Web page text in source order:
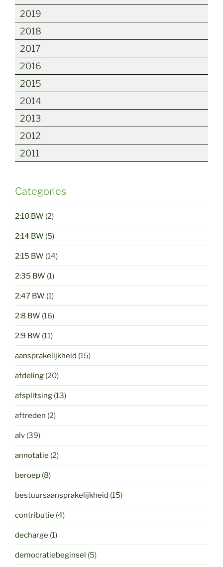
2019
2018
2017
2016
2015
2014
2013
2012
2011
Categories
2:10 BW (2)
2:14 BW (5)
2:15 BW (14)
2:35 BW (1)
2:47 BW (1)
2:8 BW (16)
2:9 BW (11)
aansprakelijkheid (15)
afdeling (20)
afsplitsing (13)
aftreden (2)
alv (39)
annotatie (2)
beroep (8)
bestuursaansprakelijkheid (15)
contributie (4)
decharge (1)
democratiebeginsel (5)